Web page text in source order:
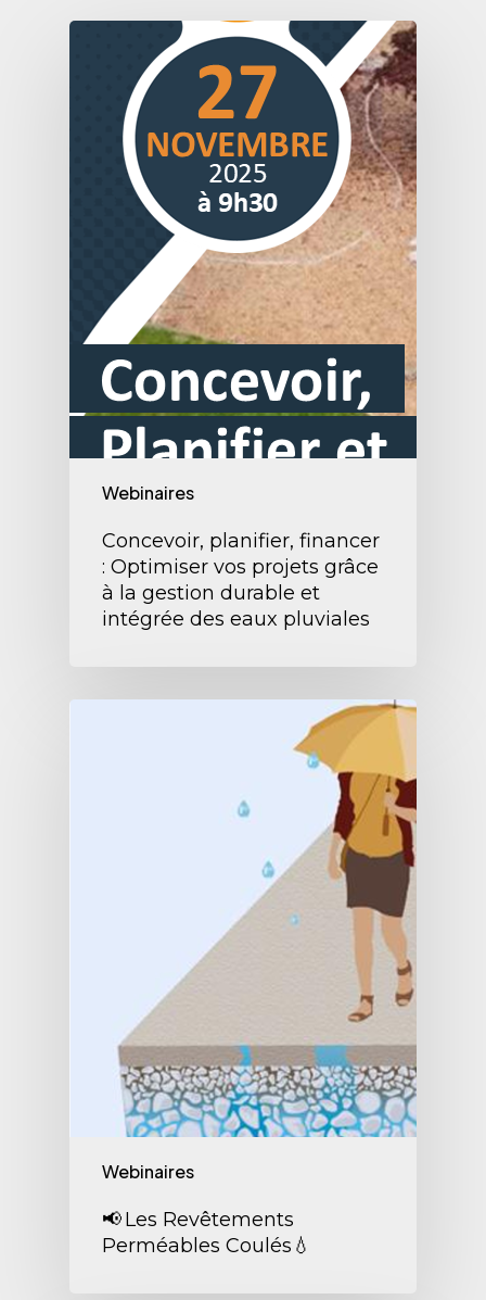
Webinaires
Concevoir, planifier, financer
: Optimiser vos projets grâce
à la gestion durable et
intégrée des eaux pluviales
Webinaires
📢 Les Revêtements
Perméables Coulés💧